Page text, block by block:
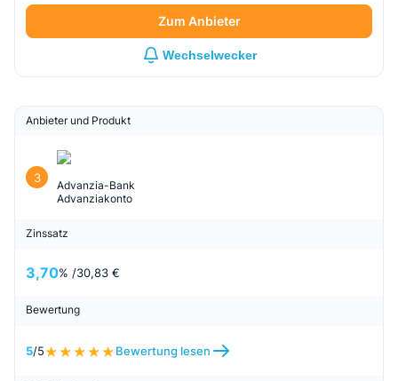
Zum Anbieter
Wechselwecker
Anbieter und Produkt
3
Advanzia-Bank
Advanziakonto
Zinssatz
3,70% /30,83 €
Bewertung
5/5 Bewertung lesen